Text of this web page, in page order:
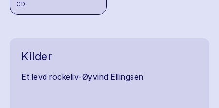
CD
Kilder
Et levd rockeliv-Øyvind Ellingsen